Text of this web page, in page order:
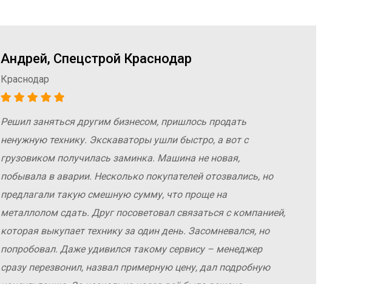
Андрей, Спецстрой Краснодар
Краснодар
Решил заняться другим бизнесом, пришлось продать
ненужную технику. Экскаваторы ушли быстро, а вот с
грузовиком получилась заминка. Машина не новая,
побывала в аварии. Несколько покупателей отозвались, но
предлагали такую смешную сумму, что проще на
металлолом сдать. Друг посоветовал связаться с компанией,
которая выкупает технику за один день. Засомневался, но
попробовал. Даже удивился такому сервису – менеджер
сразу перезвонил, назвал примерную цену, дал подробную